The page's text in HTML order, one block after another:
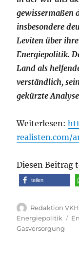
gewissermaßen
insbesondere
Leviten über
Energiepolitik.
Land als
verständlich,
gekürzte Analyse
Weiterlesen:
realisten.com/
Diesen Beitrag
teilen
Autor
Redaktion
Energiepolitik
Gasversorgung